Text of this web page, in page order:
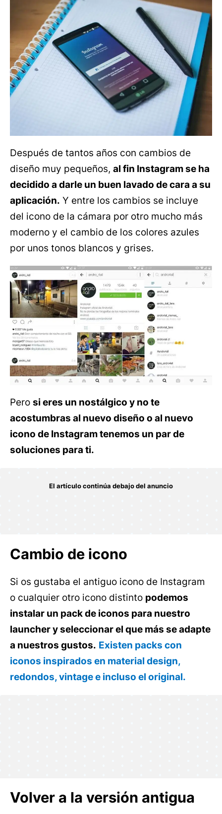
Después de tantos años con cambios de
diseño muy pequeños, al fin Instagram se ha
decidido a darle un buen lavado de cara a su
aplicación. Y entre los cambios se incluye
del icono de la cámara por otro mucho más
moderno y el cambio de los colores azules
por unos tonos blancos y grises.
Pero si eres un nostálgico y no te
acostumbras al nuevo diseño o al nuevo
icono de Instagram tenemos un par de
soluciones para ti.
Cambio de icono
Si os gustaba el antiguo icono de Instagram
o cualquier otro icono distinto podemos
instalar un pack de iconos para nuestro
launcher y seleccionar el que más se adapte
a nuestros gustos. Existen packs con
iconos inspirados en material design,
redondos, vintage e incluso el original.
Volver a la versión antigua